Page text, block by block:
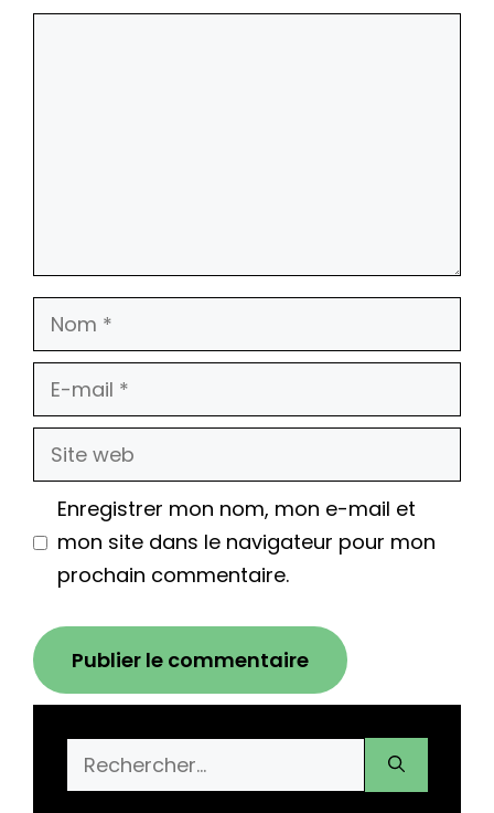
Nom
E-
mail
Site
web
Enregistrer mon nom, mon e-mail et
mon site dans le navigateur pour mon
prochain commentaire.
Rechercher :